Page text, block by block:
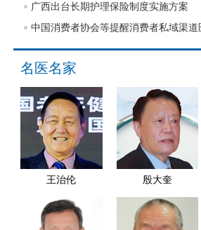
广西出台长期护理保险制度实施方案
中国消费者协会等提醒消费者私域渠道
名医名家
王治伦 殷大奎